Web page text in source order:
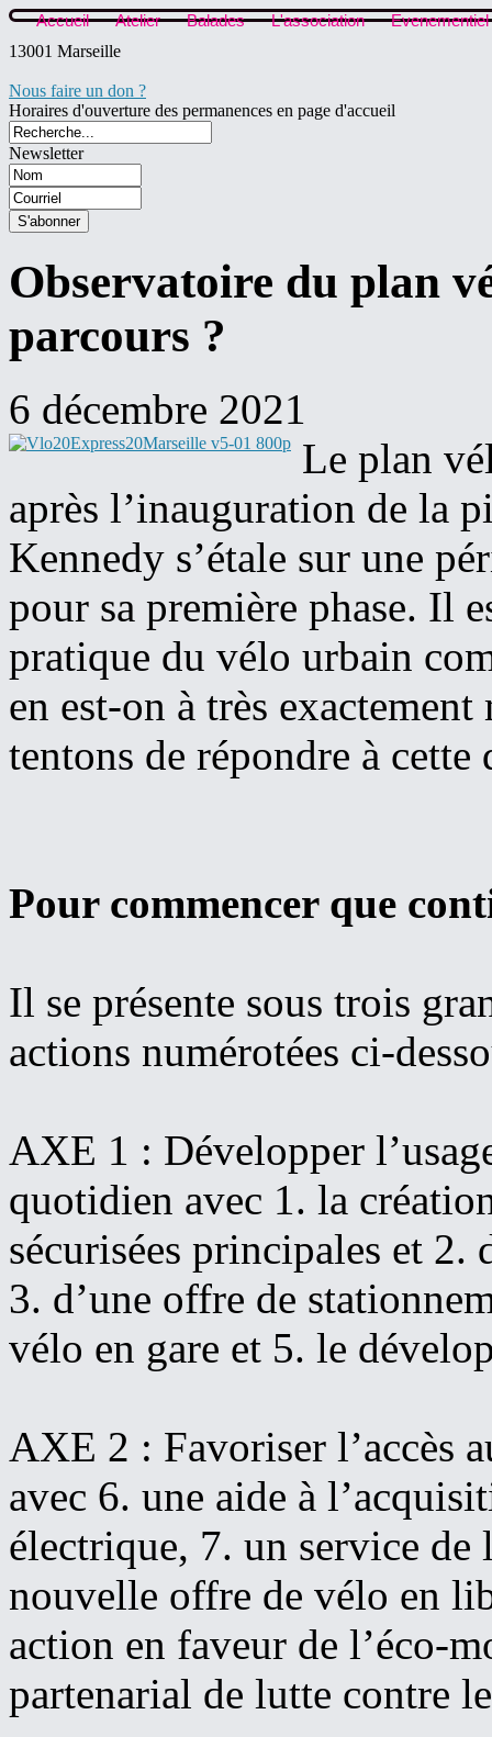
Accueil Atelier Balades L'association
Evenementiel
13001 Marseille
Nous faire un don ?
Horaires d'ouverture des permanences en page d'accueil
Newsletter
Observatoire du plan
parcours ?
6 décembre 2021
Le plan
après l’inauguration de la
Kennedy s’étale sur une
pour sa première phase. Il
pratique du vélo urbain
en est-on à très
tentons de répondre à cette
Pour commencer que
Il se présente sous trois
actions numérotées ci-
AXE 1 : Développer
quotidien avec 1. la
sécurisées principales et 2.
3. d’une offre de
vélo en gare et 5. le
AXE 2 : Favoriser l’accès
avec 6. une aide à
électrique, 7. un service
nouvelle offre de vélo en
action en faveur de l’éco-
partenarial de lutte contre